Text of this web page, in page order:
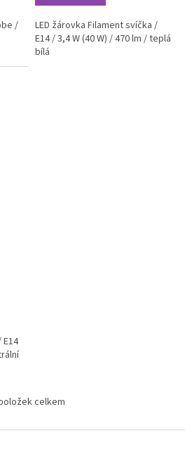
/
LED žárovka Filament svíčka /
E14 / 3,4 W (40 W) / 470 lm / teplá
bílá
O
l
celkem